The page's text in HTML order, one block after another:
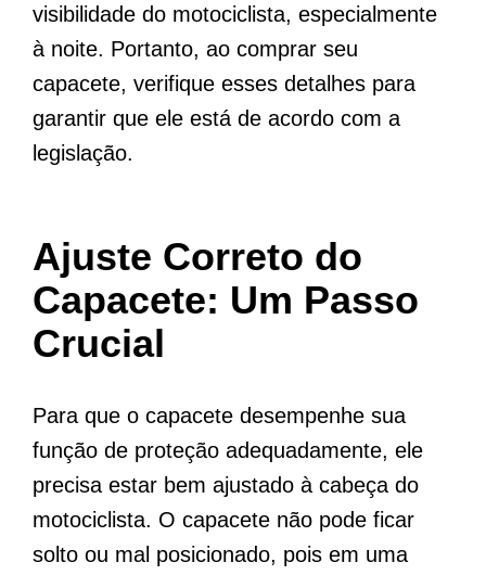
visibilidade do motociclista, especialmente
à noite. Portanto, ao comprar seu
capacete, verifique esses detalhes para
garantir que ele está de acordo com a
legislação.
Ajuste Correto do
Capacete: Um Passo
Crucial
Para que o capacete desempenhe sua
função de proteção adequadamente, ele
precisa estar bem ajustado à cabeça do
motociclista. O capacete não pode ficar
solto ou mal posicionado, pois em uma